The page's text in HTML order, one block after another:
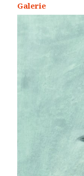
Galerie